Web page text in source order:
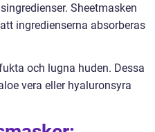
Sheetmasken
ingredienserna absorberas
och lugna huden. Dessa
vera eller hyaluronsyra